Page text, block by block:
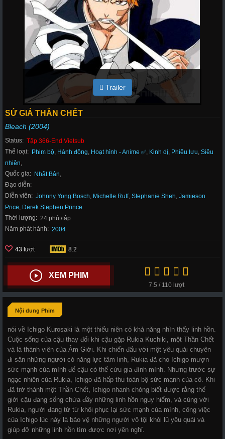
Trailer
SỨ GIẢ THẦN CHẾT
Bleach (2004)
Status: Tập 366-End Vietsub
Thể loại: Phim bộ, Hành động, Hoạt hình - Anime ✅, Kinh dị, Phiêu lưu, Siêu
nhiên,
Quốc gia: Nhật Bản,
Đạo diễn:
Diễn viên: Johnny Yong Bosch, Michelle Ruff, Stephanie Sheh, Jamieson
Price, Derek Stephen Prince
Thời lượng: 24 phút/tập
Năm phát hành: 2004
43 lượt 8.2
XEM PHIM
7.5 / 110 lượt
Nội dung Phim
nói về Ichigo Kurosaki là một thiếu niên có khả năng nhìn thấy linh hồn.
Cuộc sống của cậu thay đổi khi cậu gặp Rukia Kuchiki, một Thần Chết
và là thành viên của Âm Giới. Khi chiến đấu với một yêu quái chuyên
đi săn những người có năng lực tâm linh, Rukia đã cho Ichigo mượn
sức mạnh của mình để cậu có thể cứu gia đình mình. Nhưng trước sự
ngạc nhiên của Rukia, Ichigo đã hấp thu toàn bộ sức mạnh của cô. Khi
đã trở thành một Thần Chết, Ichigo nhanh chóng biết được rằng thế
giới cậu đang sống chứa đầy những linh hồn nguy hiểm, và cùng với
Rukia, người đang từ từ khôi phục lại sức mạnh của mình, công việc
của Ichigo lúc này là bảo vệ những người vô tội khỏi lũ yêu quái và
giúp đỡ những linh hồn tìm được nơi yên nghỉ.